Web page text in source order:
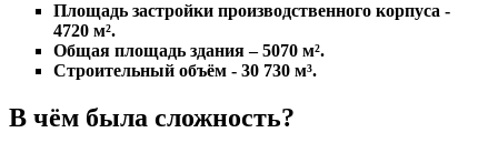
Площадь застройки производственного корпуса -
4720 м².
Общая площадь здания – 5070 м².
Строительный объём - 30 730 м³.
В чём была сложность?